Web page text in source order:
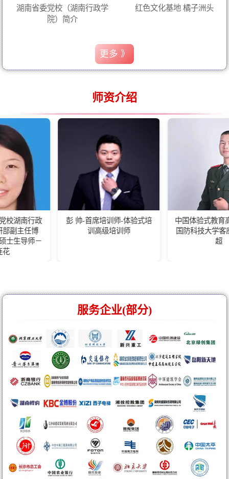
湖南省委党校（湖南行政学
院）简介
红色文化基地 橘子洲头
更多 》
师资介绍
彭 帅-首席培训师-体验式培
训高级培训师
中国体验式教育高级培训师-
国防科技大学客座教练王佰
服务企业(部分)